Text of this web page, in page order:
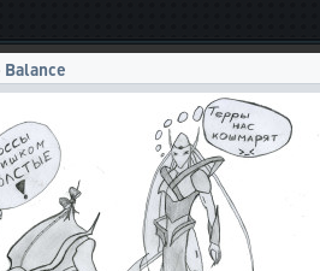
Balance